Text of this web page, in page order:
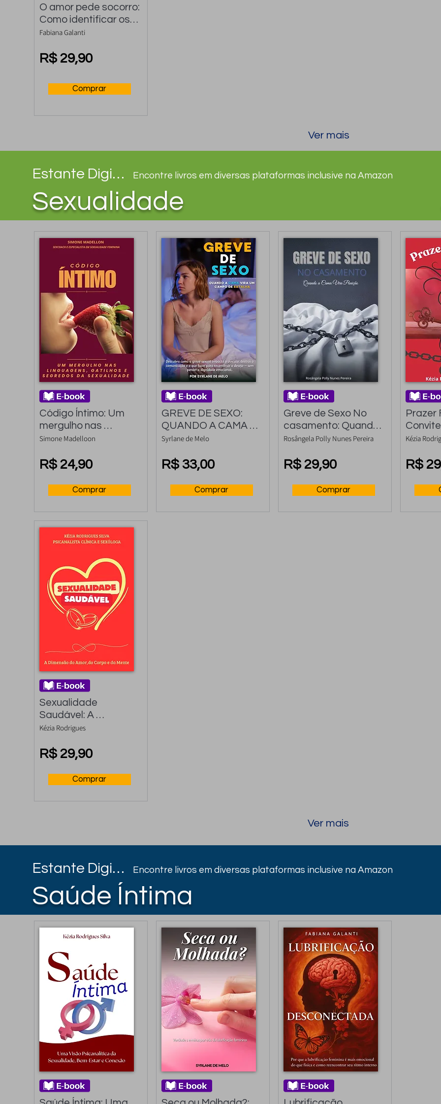
O amor pede socorro:
Como identificar os
pontos de ruptura e
favor para construir
mais forte
Fabiana Galanti
R$ 29,90
Comprar
Ver mais
Estante Digital Encontre livros em diversas plataformas inclusive na Amazon
Sexualidade
Código Íntimo: Um
mergulho nas
linguagens, gatilhos e
sexualidade
Simone Madelloon
R$ 24,90
Comprar
GREVE DE SEXO:
QUANDO A CAMA
VIRA UM CAMPO DE
Syrlane de Melo
R$ 33,00
Comprar
Greve de Sexo No
casamento: Quando
a Cama Vira Punição
Rosângela Polly Nunes Pereira
R$ 29,90
Comprar
Prazer
Kézia
R$
Sexualidade
Saudável: A
Dimensão do amor,
Kézia Rodrigues
R$ 29,90
Comprar
Ver mais
Estante Digital Encontre livros em diversas plataformas inclusive na Amazon
Saúde Íntima